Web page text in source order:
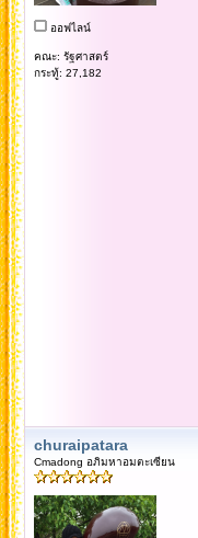
ออฟไลน์
คณะ: รัฐศาสตร์
กระทู้: 27,182
churaipatara
Cmadong อภิมหาอมตะเซียน